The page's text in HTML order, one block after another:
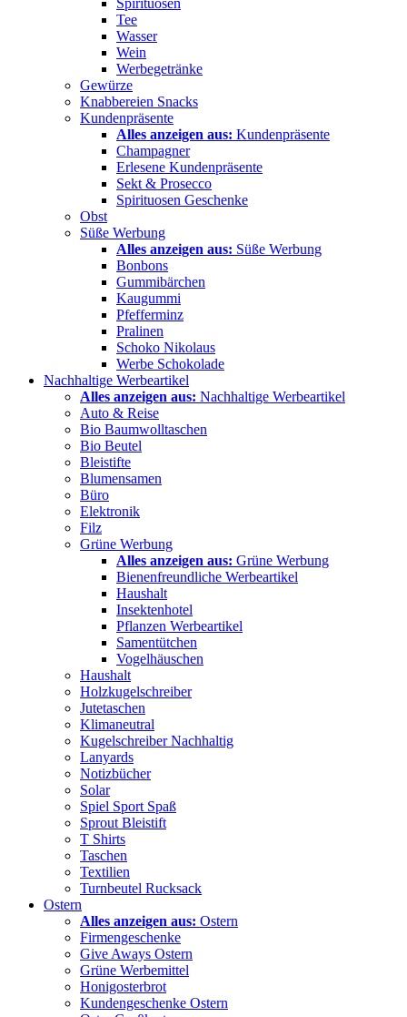
Spirituosen
Tee
Wasser
Wein
Werbegetränke
Gewürze
Knabbereien Snacks
Kundenpräsente
Alles anzeigen aus: Kundenpräsente
Champagner
Erlesene Kundenpräsente
Sekt & Prosecco
Spirituosen Geschenke
Obst
Süße Werbung
Alles anzeigen aus: Süße Werbung
Bonbons
Gummibärchen
Kaugummi
Pfefferminz
Pralinen
Schoko Nikolaus
Werbe Schokolade
Nachhaltige Werbeartikel
Alles anzeigen aus: Nachhaltige Werbeartikel
Auto & Reise
Bio Baumwolltaschen
Bio Beutel
Bleistifte
Blumensamen
Büro
Elektronik
Filz
Grüne Werbung
Alles anzeigen aus: Grüne Werbung
Bienenfreundliche Werbeartikel
Haushalt
Insektenhotel
Pflanzen Werbeartikel
Samentütchen
Vogelhäuschen
Haushalt
Holzkugelschreiber
Jutetaschen
Klimaneutral
Kugelschreiber Nachhaltig
Lanyards
Notizbücher
Solar
Spiel Sport Spaß
Sprout Bleistift
T Shirts
Taschen
Textilien
Turnbeutel Rucksack
Ostern
Alles anzeigen aus: Ostern
Firmengeschenke
Give Aways Ostern
Grüne Werbemittel
Honigosterbrot
Kundengeschenke Ostern